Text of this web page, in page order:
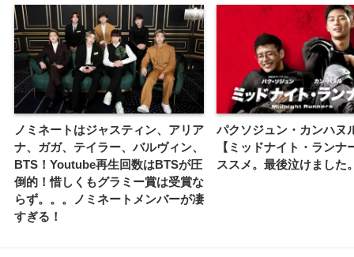
ノミネートはジャスティン、アリア
ナ、ガガ、テイラー、バルヴィン、
BTS！Youtube再生回数はBTSが圧
倒的！惜しくもグラミー賞は受賞な
らず。。。ノミネートメンバーが凄
すぎる！
パクソジュン・カンハヌ
【ミッドナイト・ランナ
ススメ。最後泣けました